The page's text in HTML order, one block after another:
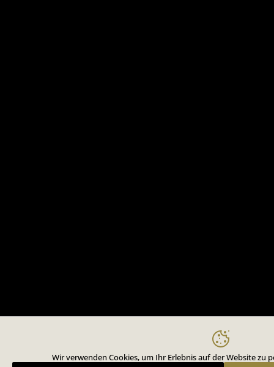
Wir verwenden Cookies, um Ihr Erlebnis auf der Website zu